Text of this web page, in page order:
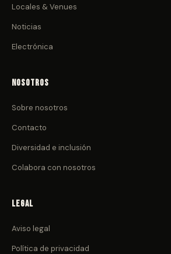
Locales & Venues
Noticias
Electrónica
Nosotros
Sobre nosotros
Contacto
Diversidad e inclusión
Colabora con nosotros
Legal
Aviso legal
Política de privacidad